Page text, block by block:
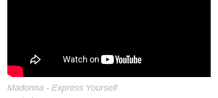
Madonna - Express Yourself